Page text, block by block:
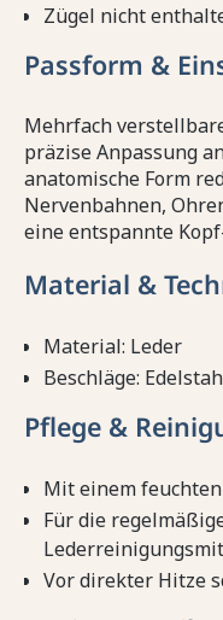
Zügel nicht
Passform &
Mehrfach
präzise Anpassung
anatomische Form
Nervenbahnen,
eine entspannte
Material &
Material: Leder
Beschläge:
Pflege &
Mit einem
Für die
Vor direkter Hitze